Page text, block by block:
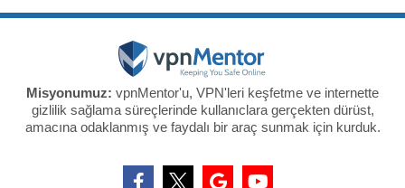
Misyonumuz: vpnMentor'u, VPN'leri keşfetme ve internette
gizlilik sağlama süreçlerinde kullanıclara gerçekten dürüst,
amacına odaklanmış ve faydalı bir araç sunmak için kurduk.